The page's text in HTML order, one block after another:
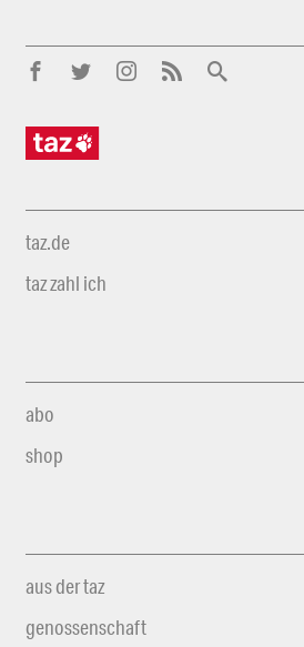
taz.de
taz zahl ich
abo
shop
aus der taz
genossenschaft